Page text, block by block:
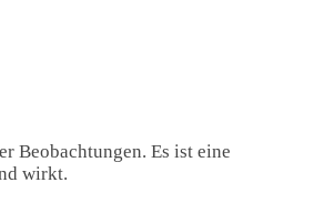
Beobachtungen. Es ist eine
wirkt.